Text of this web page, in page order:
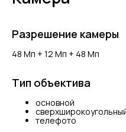
Разрешение камеры
48 Мп + 12 Мп + 48 Мп
Тип объектива
основной
телефото